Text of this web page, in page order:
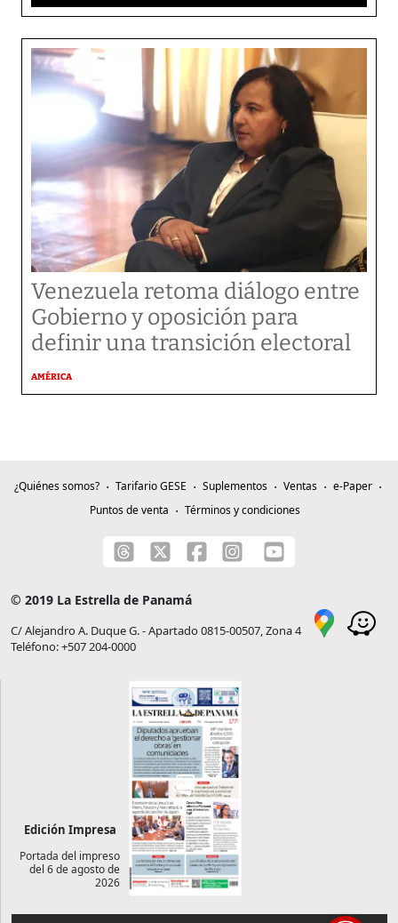
Venezuela retoma diálogo entre
Gobierno y oposición para
definir una transición electoral
AMÉRICA
¿Quiénes somos? Tarifario GESE Suplementos Ventas
e-Paper
Puntos de venta
Términos y condiciones
© 2019 La Estrella de Panamá
C/ Alejandro A. Duque G. - Apartado 0815-00507, Zona 4
Teléfono: +507 204-0000
Edición Impresa
Portada del impreso
del 6 de agosto de
2026